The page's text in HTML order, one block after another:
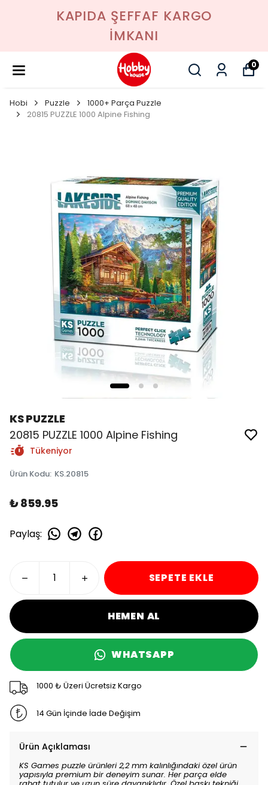
KAPIDA ŞEFFAF KARGO
İMKANI
0
Hobi Puzzle
1000+ Parça Puzzle
20815 PUZZLE 1000 Alpine Fishing
KS PUZZLE
20815 PUZZLE 1000 Alpine Fishing
Tükeniyor
Ürün Kodu: KS.20815
₺ 859.95
Paylaş:
SEPETE EKLE
HEMEN AL
WHATSAPP
1000 ₺ Üzeri Ücretsiz Kargo
14 Gün İçinde İade Değişim
Ürün Açıklaması
KS Games puzzle ürünleri 2,2 mm kalınlığındaki özel ürün
yapısıyla premium bir deneyim sunar. Her parça elde